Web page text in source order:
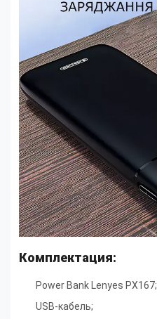
Комплектация:
Power Bank Lenyes PX167;
USB-кабель;